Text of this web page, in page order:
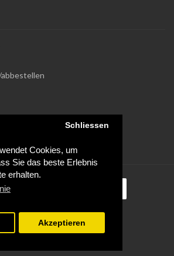
Cookies, um
Sie das beste Erlebnis
erhalten.
Schliessen
Akzeptieren